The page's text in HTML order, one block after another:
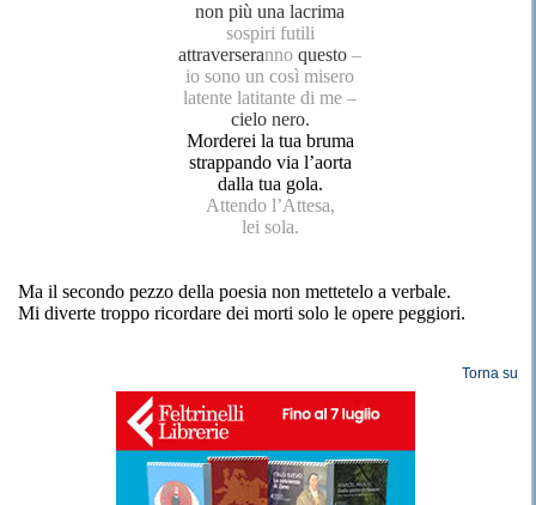
non più una lacrima
sospiri futili
attraverseranno questo –
io sono un così misero
latente latitante di me –
cielo nero.
Morderei la tua bruma
strappando via l’aorta
dalla tua gola.
Attendo l’Attesa,
lei sola.
Ma il secondo pezzo della poesia non mettetelo a verbale.
Mi diverte troppo ricordare dei morti solo le opere peggiori.
Torna su